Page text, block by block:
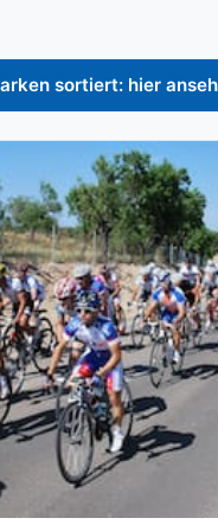
sortiert: hier